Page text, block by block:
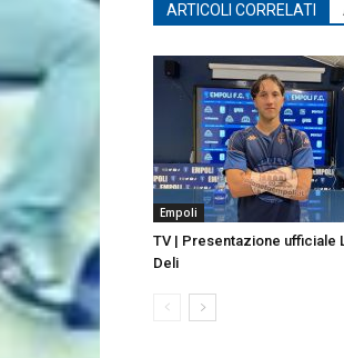
ARTICOLI CORRELATI
Empoli
TV | Presentazione ufficiale
Deli